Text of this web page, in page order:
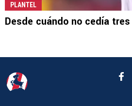
PLANTEL
Desde cuándo no cedía